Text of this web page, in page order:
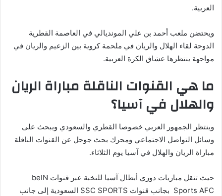
العربية.
ويحتضن ملعب أحمد بن علي المونديالي في العاصمة القطرية
الدوحة لقاء الهلال والريان في ملحمة كروية بين الزعيم والريان في
مواجهة ينتظرها عشاق الكرة العربية.
ما هي القنوات الناقلة مباراة الريان
والهلال في آسيا؟
وينتظر الجمهور العربي خصوصا القطري والسعودي ويبحث على
وسائل التواصل الاجتماعي ومحرك بحث جوجل عن القنوات الناقلة
مباراة الريان والهلال في آسيا يوم الثلاثاء.
حيث تنقل مباريات دوري أبطال آسيا للنخبة عبر قنوات beIN
Sports AFC بجانب قنوات SSC SPORTS السعودية إلى جانب